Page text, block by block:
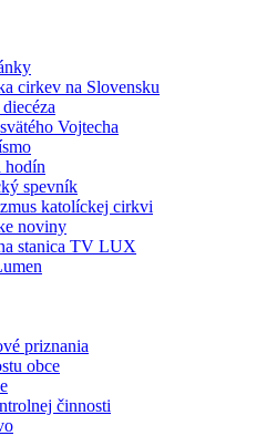
cirkev na Slovensku
Vojtecha
hodín
spevník
katolíckej cirkvi
noviny
stanica TV LUX
priznania
obce
činnosti